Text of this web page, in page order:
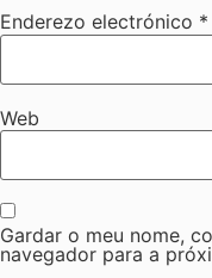
Enderezo electrónico *
Web
Gardar o meu nome,
navegador para a